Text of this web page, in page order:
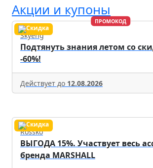
Акции и купоны
ПРОМОКОД
Skyeng
Подтянуть знания летом со
-60%!
Действует до 12.08.2026
Rossko
ВЫГОДА 15%. Участвует весь
бренда MARSHALL